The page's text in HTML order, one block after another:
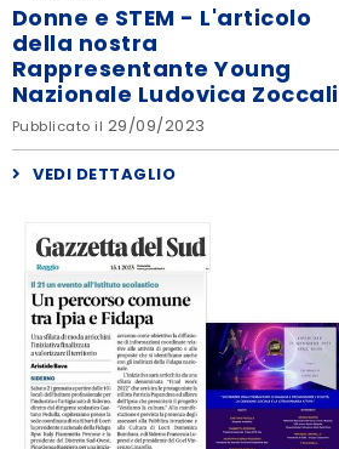
Donne e STEM - L'articolo
della nostra
Rappresentante Young
Nazionale Ludovica Zoccali
Pubblicato il 29/09/2023
VEDI DETTAGLIO